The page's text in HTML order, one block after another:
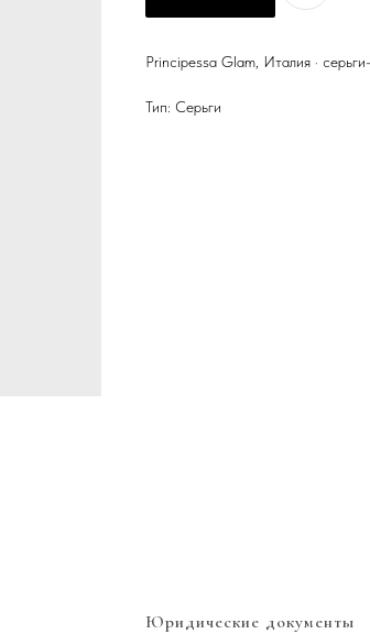
Principessa Glam, Италия ·
Тип: Серьги
Юридические документы